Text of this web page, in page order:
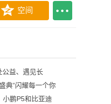
空间
益、遇见长
典“闪耀每一个你
小鹏P5和比亚迪